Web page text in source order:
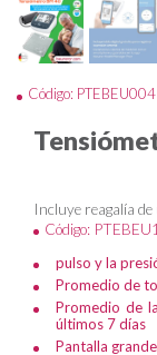
Código: PTEBEU004
Incluye reagalía
Código:
pulso y la
Promedio de
Promedio de
últimos 7 días
Pantalla